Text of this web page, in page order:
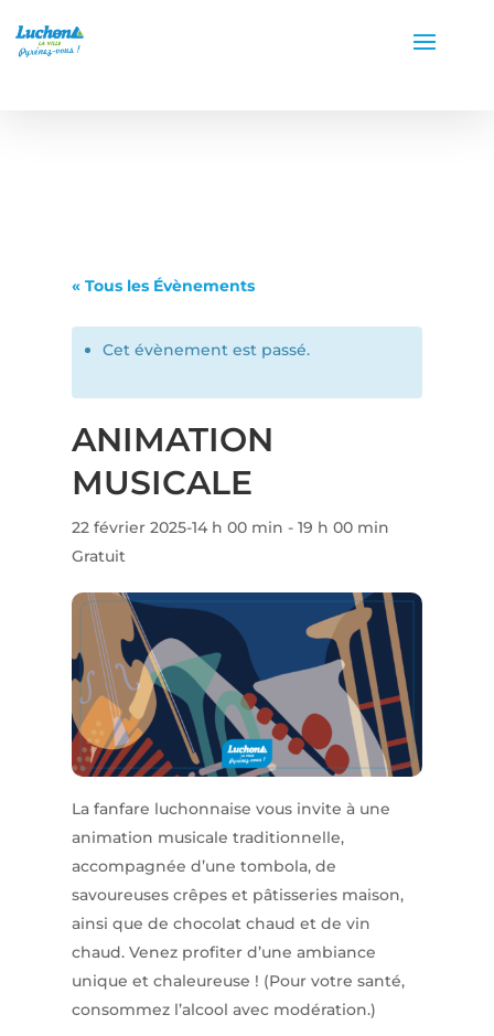
« Tous les Évènements
Cet évènement est passé.
ANIMATION
MUSICALE
22 février 2025-14 h 00 min - 19 h 00 min
Gratuit
La fanfare luchonnaise vous invite à une
animation musicale traditionnelle,
accompagnée d’une tombola, de
savoureuses crêpes et pâtisseries maison,
ainsi que de chocolat chaud et de vin
chaud. Venez profiter d’une ambiance
unique et chaleureuse ! (Pour votre santé,
consommez l’alcool avec modération.)